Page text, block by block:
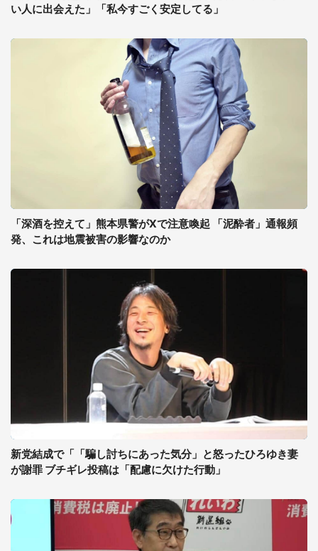
い人に出会えた」「私今すごく安定してる」
「深酒を控えて」熊本県警がXで注意喚起 「泥酔者」通報頻
発、これは地震被害の影響なのか
新党結成で「「騙し討ちにあった気分」と怒ったひろゆき妻
が謝罪 ブチギレ投稿は「配慮に欠けた行動」